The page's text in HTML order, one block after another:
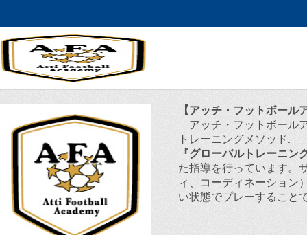
【アッチ・フットボー
アッチ・フットボール
トレーニングメソッド.
『グローバルトレーニ
た指導を行っています。
ィ、コーディネーション
い状態でプレーすること